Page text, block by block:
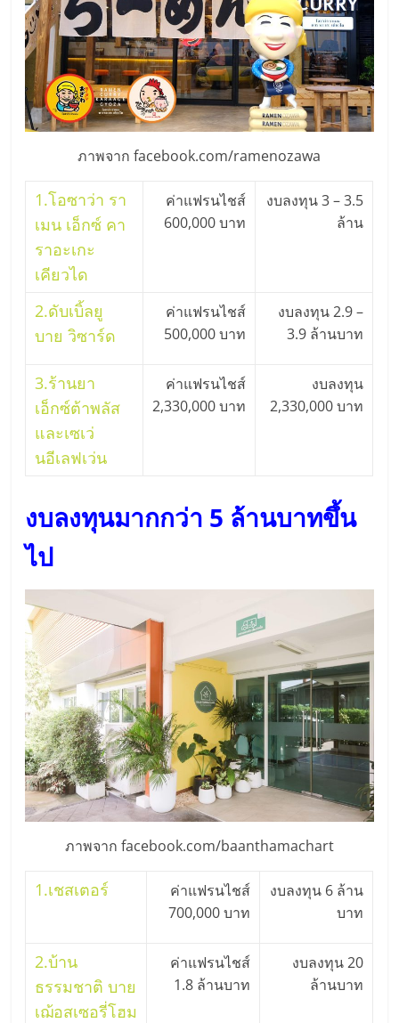
ภาพจาก facebook.com/ramenozawa
1.โอซาว่า รา
เมน เอ็กซ์ คา
ราอะเกะ
เคียวได
ค่าแฟรนไชส์
600,000 บาท
งบลงทุน 3 – 3.5
ล้าน
2.ดับเบิ้ลยู
บาย วิซาร์ด
ค่าแฟรนไชส์
500,000 บาท
งบลงทุน 2.9 –
3.9 ล้านบาท
3.ร้านยา
เอ็กซ์ต้าพลัส
และเซเว่
นอีเลฟเว่น
ค่าแฟรนไชส์
2,330,000 บาท
งบลงทุน
2,330,000 บาท
งบลงทุนมากกว่า 5 ล้านบาทขึ้น
ไป
ภาพจาก facebook.com/baanthamachart
1.เชสเตอร์
ค่าแฟรนไชส์
700,000 บาท
งบลงทุน 6 ล้าน
บาท
2.บ้าน
ธรรมชาติ บาย
เฌ้อสเซอรี่โฮม
ค่าแฟรนไชส์
1.8 ล้านบาท
งบลงทุน 20
ล้านบาท